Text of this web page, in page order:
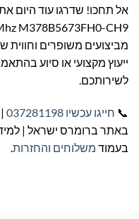
אל תחכו! שדרגו עוד היום
מביצועים משופרים וחווית
ייעוץ מקצועי או סיוע
לשירותכם.
📞 חייגו עכשיו 037281198
באתר ברומרס ישראל |
בעמוד משלוחים והחזרות